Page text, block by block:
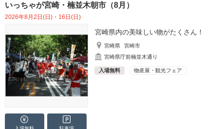
いっちゃが宮崎・楠並木朝市（8月）
2026年8月2日(日)・16日(日)
宮崎県内の美味しい物がたくさん！
宮崎県
宮崎市
宮崎県庁前楠並木通り
入場無料 物産展・観光フェア